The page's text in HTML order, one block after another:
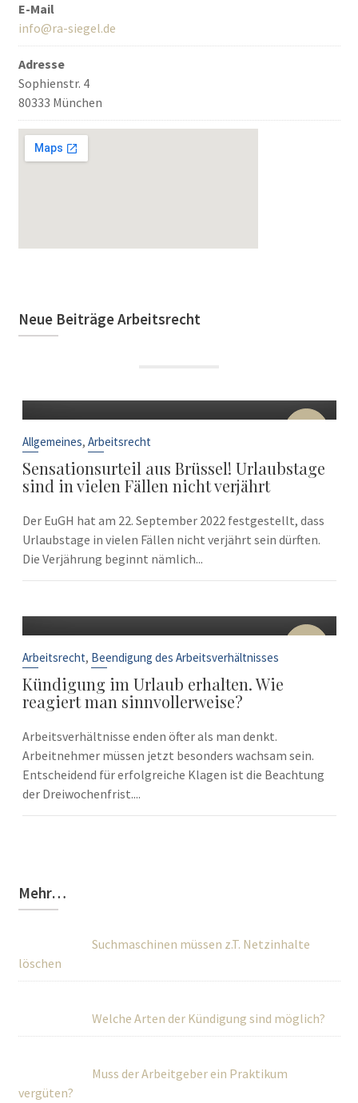
E-Mail
info@ra-siegel.de
Adresse
Sophienstr. 4
80333 München
Neue Beiträge Arbeitsrecht
22
Allgemeines, Arbeitsrecht
Sensationsurteil aus Brüssel! Urlaubstage
sind in vielen Fällen nicht verjährt
Der EuGH hat am 22. September 2022 festgestellt, dass
Urlaubstage in vielen Fällen nicht verjährt sein dürften.
Die Verjährung beginnt nämlich...
10
Arbeitsrecht, Beendigung des Arbeitsverhältnisses
Kündigung im Urlaub erhalten. Wie
reagiert man sinnvollerweise?
Arbeitsverhältnisse enden öfter als man denkt.
Arbeitnehmer müssen jetzt besonders wachsam sein.
Entscheidend für erfolgreiche Klagen ist die Beachtung
der Dreiwochenfrist....
Mehr…
Suchmaschinen müssen z.T. Netzinhalte
löschen
Welche Arten der Kündigung sind möglich?
Muss der Arbeitgeber ein Praktikum
vergüten?